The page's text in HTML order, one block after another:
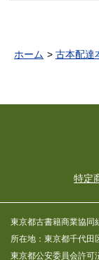
ホーム 古本配達
特定
東京都古書籍商業協同
所在地：東京都千代
東京都公安委員会許